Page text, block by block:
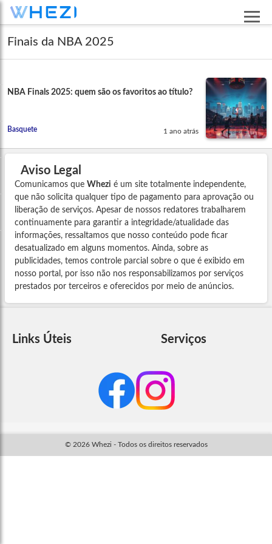
Finais da NBA 2025
NBA Finals 2025: quem são os favoritos ao título?
Basquete 1 ano atrás
Aviso Legal
Comunicamos que Whezi é um site totalmente independente,
que não solicita qualquer tipo de pagamento para aprovação ou
liberação de serviços. Apesar de nossos redatores trabalharem
continuamente para garantir a integridade/atualidade das
informações, ressaltamos que nosso conteúdo pode ficar
desatualizado em alguns momentos. Ainda, sobre as
publicidades, temos controle parcial sobre o que é exibido em
nosso portal, por isso não nos responsabilizamos por serviços
prestados por terceiros e oferecidos por meio de anúncios.
Links Úteis Serviços
© 2026 Whezi - Todos os direitos reservados